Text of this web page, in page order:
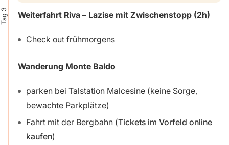
Tag 3 Weiterfahrt Riva – Lazise mit Zwischenstopp (2h)
Check out frühmorgens
Wanderung Monte Baldo
parken bei Talstation Malcesine (keine Sorge,
bewachte Parkplätze)
Fahrt mit der Bergbahn (Tickets im Vorfeld online
kaufen)